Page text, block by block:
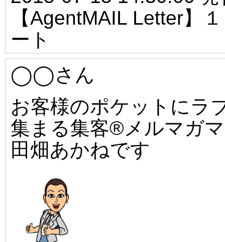
【AgentMAIL Letter】
ート
◯◯さん
お客様のポケットにラ
集まる集客®メルマガ
田畑あかねです